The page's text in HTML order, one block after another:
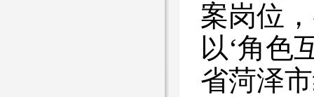
案岗位
以‘角色
省菏泽